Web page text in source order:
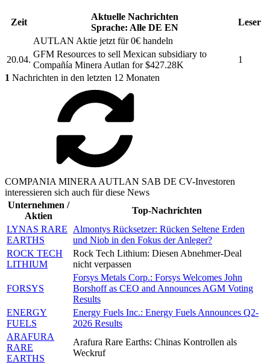
Zeit
Aktuelle Nachrichten
Sprache: Alle DE EN
Leser
AUTLAN Aktie jetzt für 0€ handeln
20.04.
GFM Resources to sell Mexican subsidiary to
Compañía Minera Autlan for $427.28K
1
1 Nachrichten in den letzten 12 Monaten
COMPANIA MINERA AUTLAN SAB DE CV-Investoren
interessieren sich auch für diese News
Unternehmen /
Aktien
Top-Nachrichten
LYNAS RARE
EARTHS
Almontys Rücksetzer: Rücken Seltene Erden
und Niob in den Fokus der Anleger?
ROCK TECH
LITHIUM
Rock Tech Lithium: Diesen Abnehmer-Deal
nicht verpassen
FORSYS
Forsys Metals Corp.: Forsys Welcomes John
Borshoff as CEO and Announces AGM Voting
Results
ENERGY
FUELS
Energy Fuels Inc.: Energy Fuels Announces Q2-
2026 Results
ARAFURA
RARE
EARTHS
Arafura Rare Earths: Chinas Kontrollen als
Weckruf